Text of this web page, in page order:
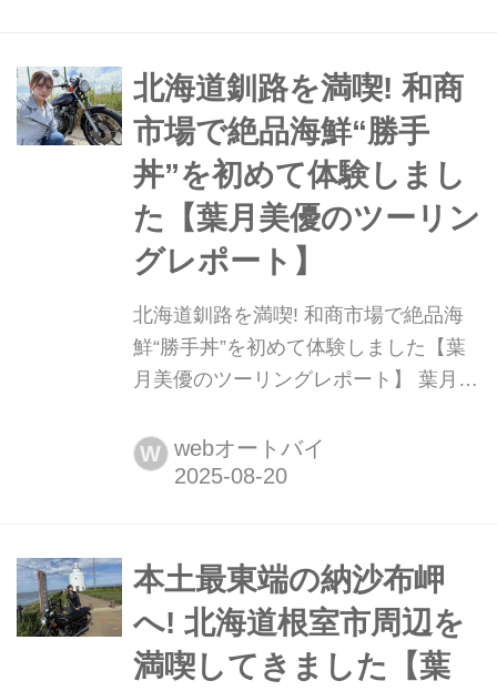
きます。今回は第4弾です!▶▶▶2025
年夏・北海道ツーリングレポートその
1 苫小牧・中標津編▶▶▶202...
北海道釧路を満喫! 和商
市場で絶品海鮮“勝手
丼”を初めて体験しまし
た【葉月美優のツーリン
グレポート】
北海道釧路を満喫! 和商市場で絶品海
鮮“勝手丼”を初めて体験しました【葉
月美優のツーリングレポート】 葉月美
ョールームで“ロベリア夏祭り配信”を
しました。もうプライベートで浴衣を
じられるのは嬉しいです。 只今、私が
北海道をツーリングした様子が掲載さ
れている、『ミスター・バイク...
W webオートバイ
本土最東端の納沙布岬
へ! 北海道根室市周辺を
満喫してきました【葉